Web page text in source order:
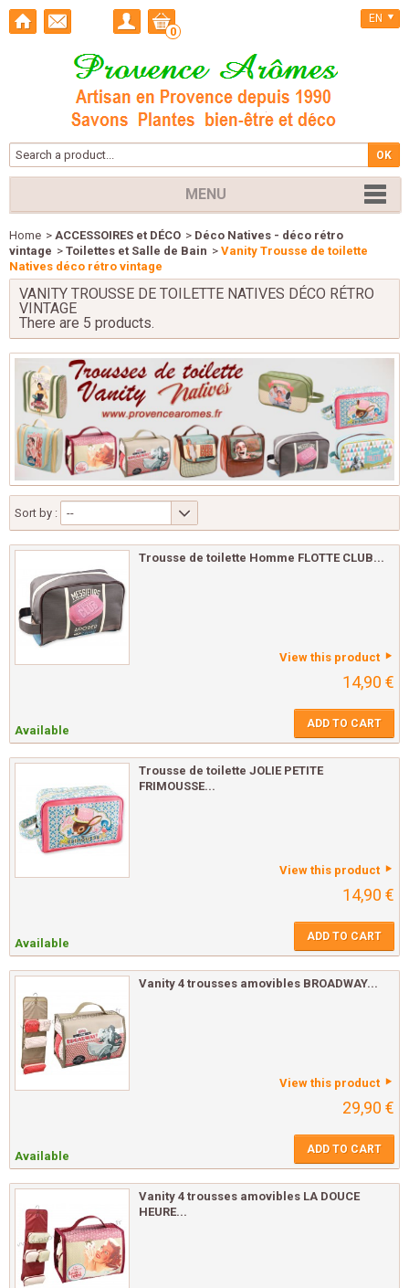
0
EN
MENU
Home > ACCESSOIRES et DÉCO > Déco Natives - déco rétro
vintage > Toilettes et Salle de Bain > Vanity Trousse de toilette
Natives déco rétro vintage
VANITY TROUSSE DE TOILETTE NATIVES DÉCO RÉTRO
VINTAGE
There are 5 products.
Sort by : --
Trousse de toilette Homme FLOTTE CLUB...
View this product
14,90 €
Available ADD TO CART
Trousse de toilette JOLIE PETITE
FRIMOUSSE...
View this product
14,90 €
Available ADD TO CART
Vanity 4 trousses amovibles BROADWAY...
View this product
29,90 €
Available ADD TO CART
Vanity 4 trousses amovibles LA DOUCE
HEURE...